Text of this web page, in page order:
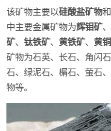
该矿物主要以硅酸盐矿物和
中主要金属矿物为辉钼矿、
矿、钛铁矿、 黄铁矿、 黄
矿物为石英、长石、角闪
石、绿泥石、榍石、萤石
物等。